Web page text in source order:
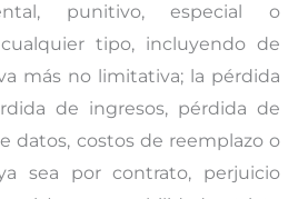
punitivo, especial o
tipo, incluyendo de
más no limitativa; la pérdida
de ingresos, pérdida de
datos, costos de reemplazo o
sea por contrato, perjuicio